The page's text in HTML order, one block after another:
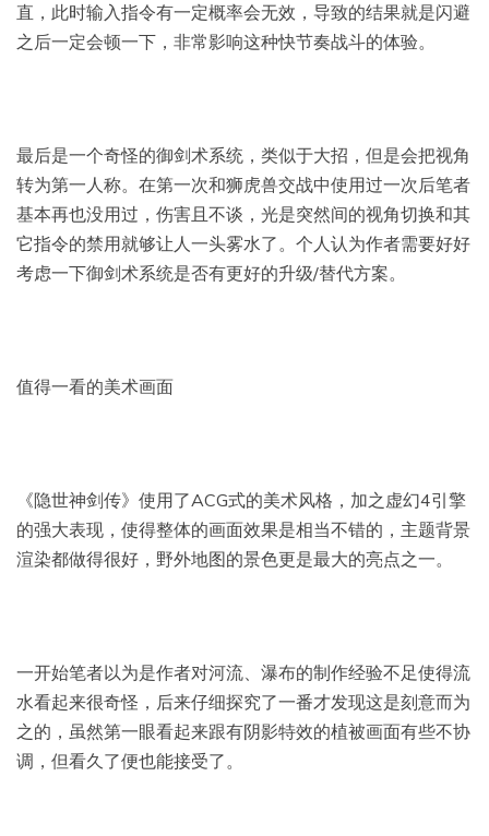
直，此时输入指令有一定概率会无效，导致的结果就是闪避
之后一定会顿一下，非常影响这种快节奏战斗的体验。
最后是一个奇怪的御剑术系统，类似于大招，但是会把视角
转为第一人称。在第一次和狮虎兽交战中使用过一次后笔者
基本再也没用过，伤害且不谈，光是突然间的视角切换和其
它指令的禁用就够让人一头雾水了。个人认为作者需要好好
考虑一下御剑术系统是否有更好的升级/替代方案。
值得一看的美术画面
《隐世神剑传》使用了ACG式的美术风格，加之虚幻4引擎
的强大表现，使得整体的画面效果是相当不错的，主题背景
渲染都做得很好，野外地图的景色更是最大的亮点之一。
一开始笔者以为是作者对河流、瀑布的制作经验不足使得流
水看起来很奇怪，后来仔细探究了一番才发现这是刻意而为
之的，虽然第一眼看起来跟有阴影特效的植被画面有些不协
调，但看久了便也能接受了。